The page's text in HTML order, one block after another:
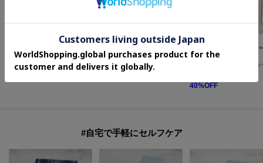
one'sterrace
◆Dick Bruna miffy JETSTREAM 3色ペン
one'sterrace
one'sterrace
40%OFF
#自宅で手軽にセルフケア